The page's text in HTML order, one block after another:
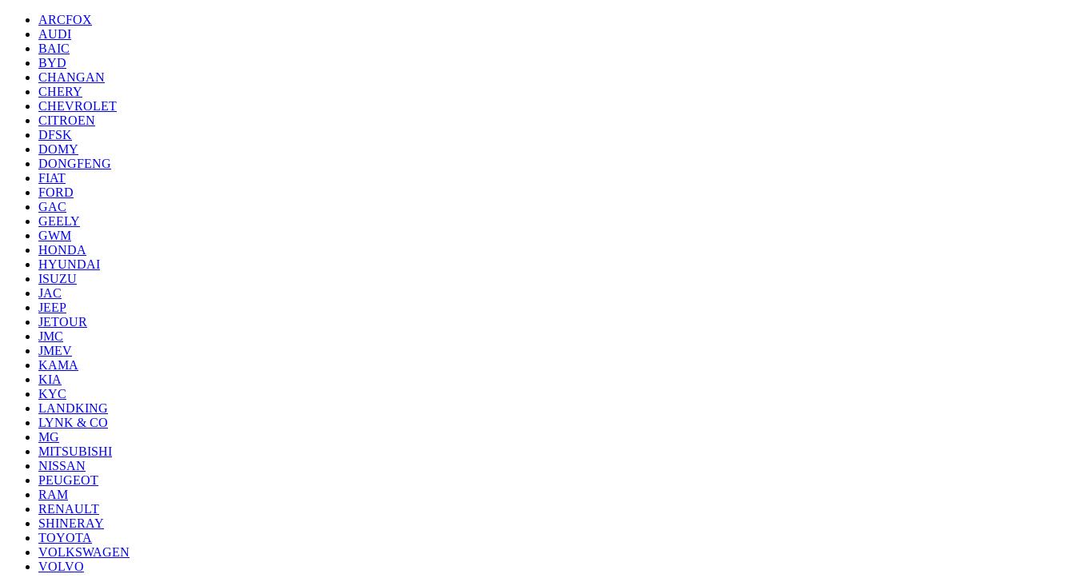
ARCFOX
AUDI
BAIC
BYD
CHANGAN
CHERY
CHEVROLET
CITROEN
DFSK
DOMY
DONGFENG
FIAT
FORD
GAC
GEELY
GWM
HONDA
HYUNDAI
ISUZU
JAC
JEEP
JETOUR
JMC
JMEV
KAMA
KIA
KYC
LANDKING
LYNK & CO
MG
MITSUBISHI
NISSAN
PEUGEOT
RAM
RENAULT
SHINERAY
TOYOTA
VOLKSWAGEN
VOLVO